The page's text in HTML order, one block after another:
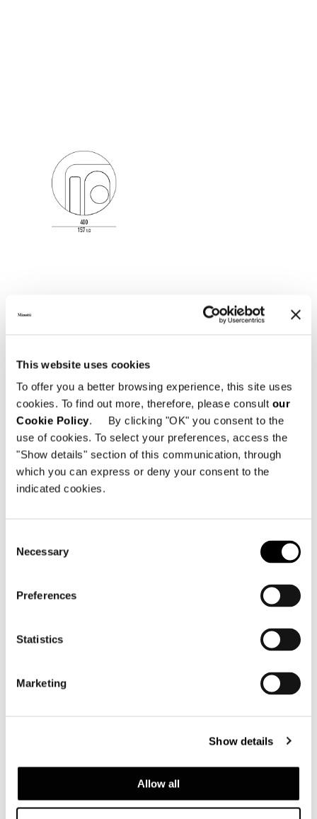
This website uses cookies
To offer you a better browsing experience, this site uses
cookies. To find out more, therefore, please consult our
Cookie Policy. By clicking "OK" you consent to the
use of cookies. To select your preferences, access the
"Show details" section of this communication, through
which you can express or deny your consent to the
indicated cookies.
Selection
Necessary
Preferences
Statistics
Marketing
Show details
Allow all